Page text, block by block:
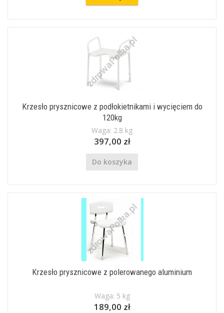
Krzesło prysznicowe z podłokietnikami i wycięciem do
120kg
Waga: 2.8 kg
397,00 zł
Do koszyka
Krzesło prysznicowe z polerowanego aluminium
Waga: 5 kg
189,00 zł